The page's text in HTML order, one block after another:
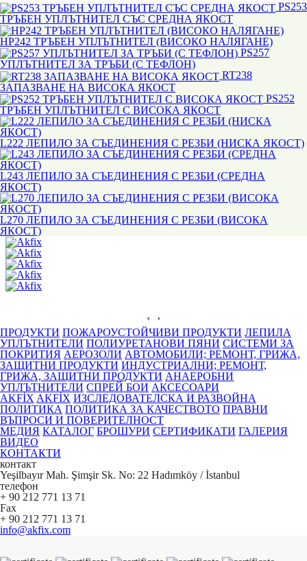
PS253
ТРЪБЕН УПЛЪТНИТЕЛ СЪС СРЕДНА ЯКОСТ
HP242 ТРЪБЕН УПЛЪТНИТЕЛ (ВИСОКО НАЛЯГАНЕ)
PS257
УПЛЪТНИТЕЛ ЗА ТРЪБИ (С ТЕФЛОН)
RT238
ЗАПАЗВАНЕ НА ВИСОКА ЯКОСТ
PS252
ТРЪБЕН УПЛЪТНИТЕЛ С ВИСОКА ЯКОСТ
L222 ЛЕПИЛО ЗА СЪЕДИНЕНИЯ С РЕЗБИ (НИСКА ЯКОСТ)
L243 ЛЕПИЛО ЗА СЪЕДИНЕНИЯ С РЕЗБИ (СРЕДНА
ЯКОСТ)
L270 ЛЕПИЛО ЗА СЪЕДИНЕНИЯ С РЕЗБИ (ВИСОКА
ЯКОСТ)
‹
›
ПРОДУКТИ ПОЖАРОУСТОЙЧИВИ ПРОДУКТИ ЛЕПИЛА
УПЛЪТНИТЕЛИ ПОЛИУРЕТАНОВИ ПЯНИ СИСТЕМИ ЗА
ПОКРИТИЯ АЕРОЗОЛИ АВТОМОБИЛИ; РЕМОНТ, ГРИЖА,
ЗАЩИТНИ ПРОДУКТИ ИНДУСТРИАЛНИ; РЕМОНТ,
ГРИЖА, ЗАЩИТНИ ПРОДУКТИ АНАЕРОБНИ
УПЛЪТНИТЕЛИ СПРЕЙ БОИ АКСЕСОАРИ
AKFİX AKFİX ИЗСЛЕДОВАТЕЛСКА И РАЗВОЙНА
ПОЛИТИКА ПОЛИТИКА ЗА КАЧЕСТВОТО ПРАВНИ
ВЪПРОСИ И ПОВЕРИТЕЛНОСТ
МЕДИЯ КАТАЛОГ БРОШУРИ СЕРТИФИКАТИ ГАЛЕРИЯ
ВИДЕО
КОНТАКТИ
контакт
Yeşilbayır Mah. Şimşir Sk. No: 22 Hadımköy / İstanbul
телефон
+ 90 212 771 13 71
Fax
+ 90 212 771 13 71
info@akfix.com